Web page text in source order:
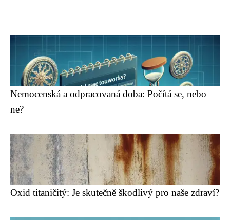
Nemocenská a odpracovaná doba: Počítá se, nebo
ne?
Oxid titaničitý: Je skutečně škodlivý pro naše zdraví?